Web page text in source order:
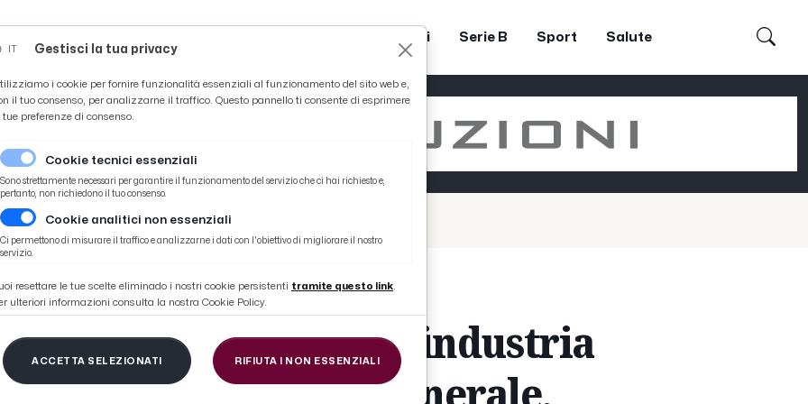
Coppa Teodori Serie B Sport Salute
Eletti Consiglio Generale, Probiviri e Revisori
governance di Confindustria
Eletti Consiglio Generale,
Gestisci la tua privacy
i cookie per fornire funzionalità essenziali al funzionamento del sito web e,
il tuo consenso, per analizzarne il traffico. Questo pannello ti consente di esprimere
tue preferenze di consenso.
Cookie tecnici essenziali
Sono strettamente necessari per garantire il funzionamento del servizio che ci hai richiesto e,
pertanto, non richiedono il tuo consenso.
Cookie analitici non essenziali
Ci permettono di misurare il traffico e analizzarne i dati con l'obiettivo di migliorare il nostro
servizio.
resettare le tue scelte eliminado i nostri cookie persistenti tramite questo link.
ulteriori informazioni consulta la nostra Cookie Policy.
ACCETTA SELEZIONATI RIFIUTA I NON ESSENZIALI